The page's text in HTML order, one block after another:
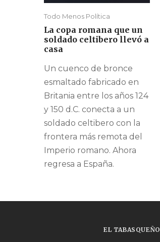
Todo Menos Política
La copa romana que un
soldado celtibero llevó a
casa
Un cuenco de bronce
esmaltado fabricado en
Britania entre los años 124
y 150 d.C. conecta a un
soldado celtibero con la
frontera más remota del
Imperio romano. Ahora
regresa a España.
EL TABASQUEÑO